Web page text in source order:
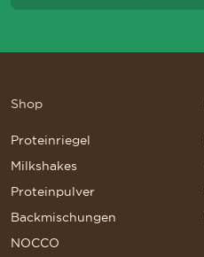
Shop
Proteinriegel
Milkshakes
Proteinpulver
Backmischungen
NOCCO